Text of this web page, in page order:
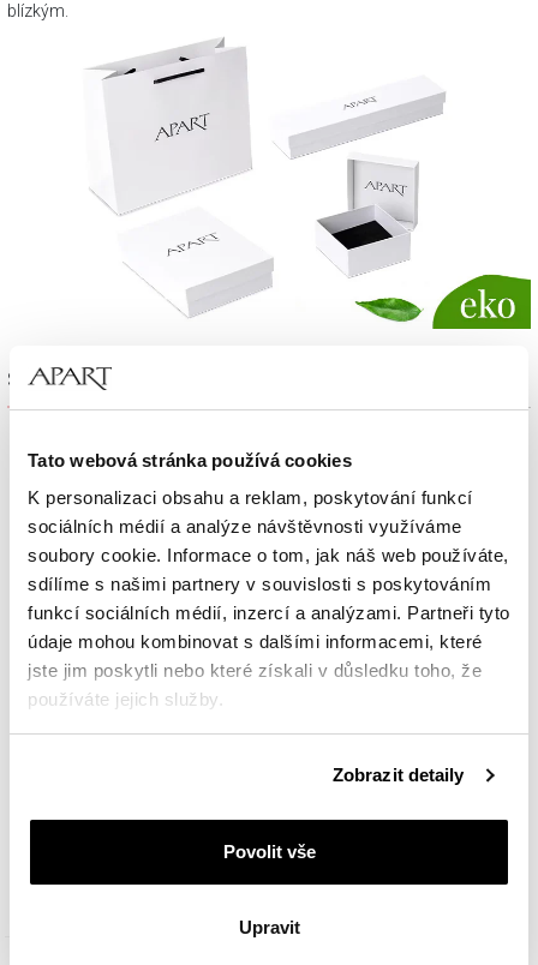
Tato webová stránka používá cookies
K personalizaci obsahu a reklam, poskytování funkcí
sociálních médií a analýze návštěvnosti využíváme
soubory cookie. Informace o tom, jak náš web používáte,
sdílíme s našimi partnery v souvislosti s poskytováním
funkcí sociálních médií, inzercí a analýzami. Partneři tyto
údaje mohou kombinovat s dalšími informacemi, které
jste jim poskytli nebo které získali v důsledku toho, že
používáte jejich služby.
Zásadách ochrany osobních údajů
Zobrazit detaily
Povolit vše
Upravit
blízkým.
Sada výrobků